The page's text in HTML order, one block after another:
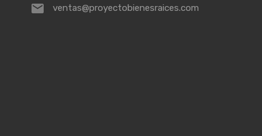
ventas@proyectobienesraices.com